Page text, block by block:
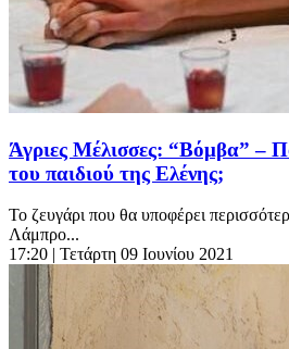
Άγριες Μέλισσες: “Βόμβα” –
του παιδιού της Ελένης;
Το ζευγάρι που θα υποφέρει
Λάμπρο...
17:20 | Τετάρτη 09 Ιουνίου 2021